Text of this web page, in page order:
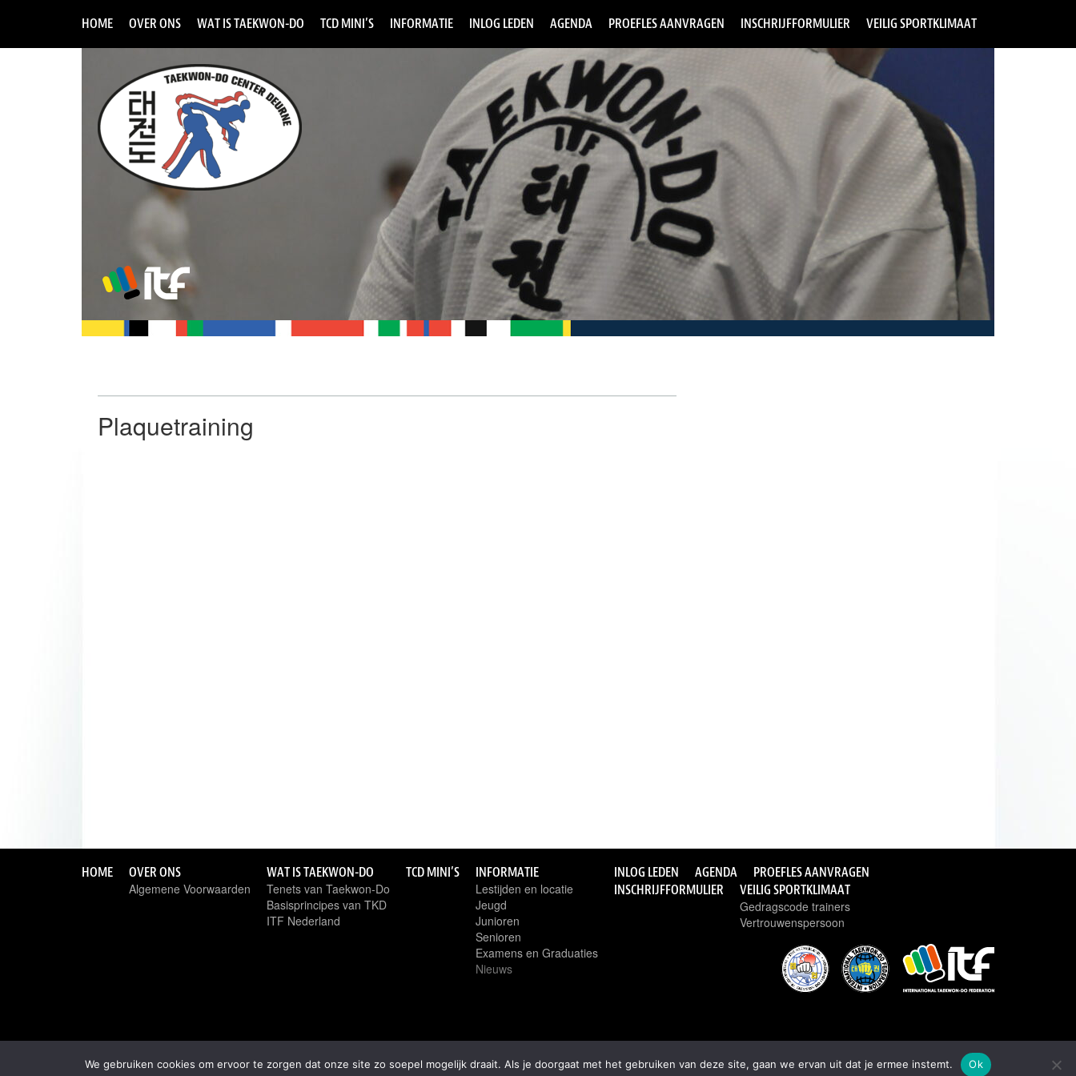
HOME OVER ONS WAT IS TAEKWON-DO TCD MINI’S INFORMATIE INLOG LEDEN AGENDA PROEFLES AANVRAGEN INSCHRIJFFORMULIER VEILIG SPORTKLIMAAT
Plaquetraining
HOME OVER ONS
Algemene Voorwaarden
WAT IS TAEKWON-DO
Tenets van Taekwon-Do
Basisprincipes van TKD
ITF Nederland
TCD MINI’S INFORMATIE
Lestijden en locatie
Jeugd
Junioren
Senioren
Examens en Graduaties
Nieuws
INLOG LEDEN AGENDA
PROEFLES AANVRAGEN
INSCHRIJFFORMULIER
VEILIG SPORTKLIMAAT
Gedragscode trainers
Vertrouwenspersoon
We gebruiken cookies om ervoor te zorgen dat onze site zo soepel mogelijk draait. Als je doorgaat met het gebruiken van deze site, gaan we ervan uit dat je ermee instemt. Ok